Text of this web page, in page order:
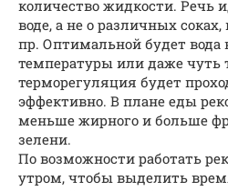
количество жидкости. Речь
воде, а не о различных
пр. Оптимальной будет вода
температуры или даже чуть
терморегуляция будет
эффективно. В плане еды
меньше жирного и больше
зелени.
По возможности работать
утром, чтобы выделить